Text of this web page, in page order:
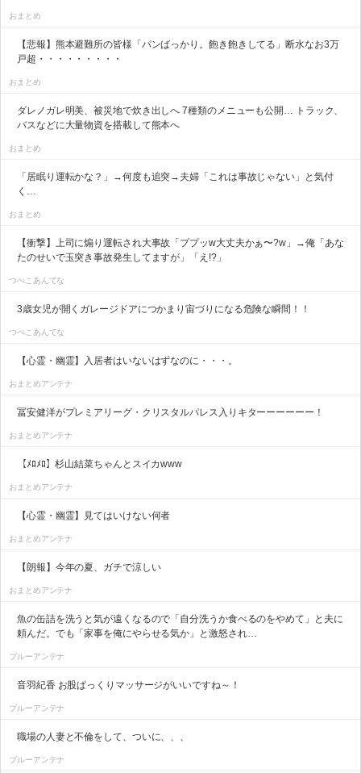
おまとめ
【悲報】熊本避難所の皆様「パンばっかり。飽き飽きしてる」断水なお3万
戸超・・・・・・・・・
おまとめ
ダレノガレ明美、被災地で炊き出しへ 7種類のメニューも公開… トラック、
バスなどに大量物資を搭載して熊本へ
おまとめ
「居眠り運転かな？」→何度も追突→夫婦「これは事故じゃない」と気付
く…
おまとめ
【衝撃】上司に煽り運転され大事故「ププッw大丈夫かぁ〜?w」→俺「あな
たのせいで玉突き事故発生してますが」「え!?」
つべこあんてな
3歳女児が開くガレージドアにつかまり宙づりになる危険な瞬間！！
つべこあんてな
【心霊・幽霊】入居者はいないはずなのに・・・。
おまとめアンテナ
冨安健洋がプレミアリーグ・クリスタルパレス入りキターーーーーー！
おまとめアンテナ
【ﾒﾛﾒﾛ】杉山結菜ちゃんとスイカwww
おまとめアンテナ
【心霊・幽霊】見てはいけない何者
おまとめアンテナ
【朗報】今年の夏、ガチで涼しい
おまとめアンテナ
魚の缶詰を洗うと気が遠くなるので「自分洗うか食べるのをやめて」と夫に
頼んだ。でも「家事を俺にやらせる気か」と激怒され…
ブルーアンテナ
音羽紀香 お股ぱっくりマッサージがいいですね～！
ブルーアンテナ
職場の人妻と不倫をして、ついに、、、
ブルーアンテナ